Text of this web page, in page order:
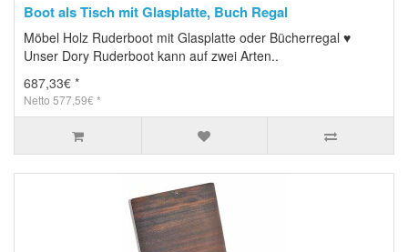
Boot als Tisch mit Glasplatte, Buch Regal
Möbel Holz Ruderboot mit Glasplatte oder Bücherregal ♥
Unser Dory Ruderboot kann auf zwei Arten..
687,33€ *
Netto 577,59€ *